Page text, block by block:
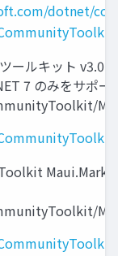
dotnet/
ールキット
7 のみをサポー